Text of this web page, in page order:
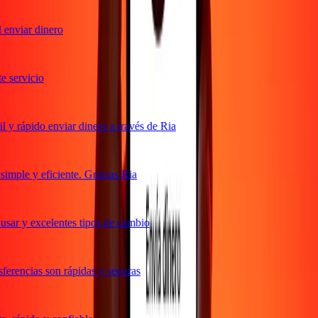
dinero
rápido enviar dinero a través de Ria
y eficiente. Gracias Ria
y excelentes tipos de cambio
son rápidas y seguras